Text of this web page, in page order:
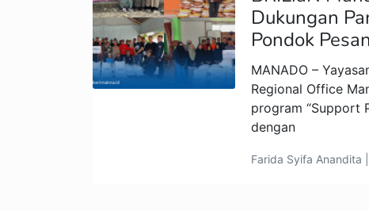
Dukungan
Pondok
MANADO –
Regional Office
program “Support
dengan
Farida Syifa Anandita